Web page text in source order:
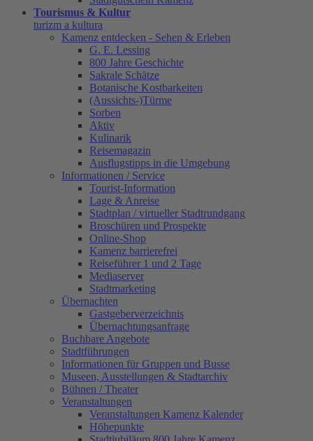
Tourismus & Kultur
turizm a kultura
Kamenz entdecken - Sehen & Erleben
G. E. Lessing
800 Jahre Geschichte
Sakrale Schätze
Botanische Kostbarkeiten
(Aussichts-)Türme
Sorben
Aktiv
Kulinarik
Reisemagazin
Ausflugstipps in die Umgebung
Informationen / Service
Tourist-Information
Lage & Anreise
Stadtplan / virtueller Stadtrundgang
Broschüren und Prospekte
Online-Shop
Kamenz barrierefrei
Reiseführer 1 und 2 Tage
Mediaserver
Stadtmarketing
Übernachten
Gastgeberverzeichnis
Übernachtungsanfrage
Buchbare Angebote
Stadtführungen
Informationen für Gruppen und Busse
Museen, Ausstellungen & Stadtarchiv
Bühnen / Theater
Veranstaltungen
Veranstaltungen Kamenz Kalender
Höhepunkte